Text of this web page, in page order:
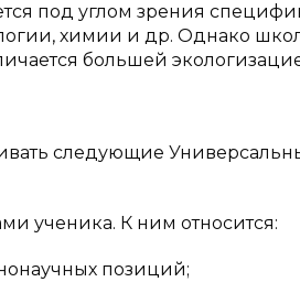
под углом зрения
химии и др. Однако
большей
следующие
ученика. К ним относится:
позиций;